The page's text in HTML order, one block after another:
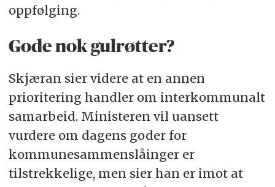
oppfølging.
Gode nok gulrøtter?
Skjæran sier videre at en annen
prioritering handler om interkommunalt
samarbeid. Ministeren vil uansett
vurdere om dagens goder for
kommunesammenslåinger er
tilstrekkelige, men sier han er imot at